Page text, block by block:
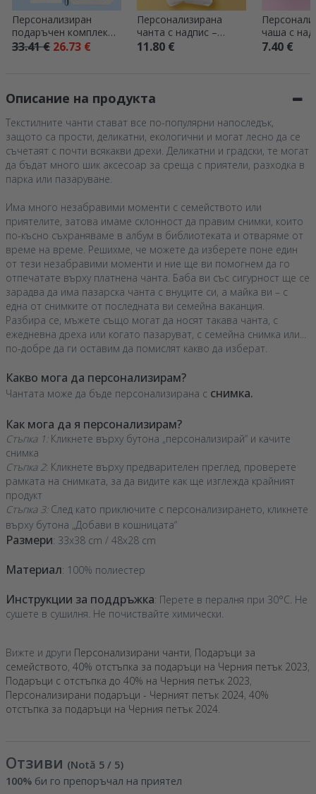
Персонализиран
подаръчен комплект
– Лято
33.41 € 26.73 €
Персонализирана
чанта с надпис –
Summer
11.80 €
чаша с
7.40 €
Описание на продукта
Текстилните чанти стават все по-популярни напоследък,
защото са прости, деликатни, екологични и могат лесно да се
съчетаят с почти всякакви дрехи. Деликатни и градски, те могат
да бъдат много шик аксесоар за среща с приятели, разходка в
парка или пазаруване.
Има много незабравими моменти с семейството или
приятелите, затова имаме склонност да правим снимки, които
по-късно съхраняваме в албум в библиотеката и отваряме от
време на време. Решихме, че можете да изберете поне един
от тези незабравими моменти и ние ще ви помогнем да го
отпечатате върху платнена чанта. Баба ви със сигурност ще се
зарадва да има пазарска чанта с внуците си, а майка ви – с
една от снимките от последната ви семейна ваканция.
Разбира се, мъжете също могат да носят такава чанта, с
ежедневна дреха или когато пазаруват, с семейна снимка или...
по-добре да ги оставим да помислят какво да изберат.
Какво мога да персонализирам?
Чантата може да бъде персонализирана с снимка.
Как мога да я персонализирам?
Стъпка 1:Кликнете върху бутона „персонализирай“ и качите
снимка
Стъпка 2: Кликнете върху предварителен преглед, проверете
рамката на снимката, за да видите как ще изглежда крайният
продукт
Стъпка 3:След като приключите с персонализирането, кликнете
върху бутона „Добави в кошницата“
Размери: 33x38 cm / 48x28 cm
Материал: 100% полиестер
Инструкции за поддръжка: Перете в пералня при 30°C. Не
сушете в сушилня. Не почиствайте химически.
Вижте и други Персонализирани чанти, Подаръци за
семейството, 40% отстъпка за подаръци на Черния петък 2023,
Подаръци с отстъпка до 40% на Черния петък 2023,
Персонализирани подаръци - Черният петък 2024, 40%
отстъпка за подаръци на Черния петък 2024.
Отзиви (Notă 5 / 5)
100% би го препоръчал на приятел